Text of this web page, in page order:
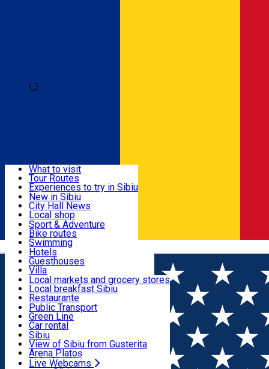
Română
Useful info
Activities & Adventure
Accommodation
Food, Drinks & Nightlife
Transport & Parking
Live Webcams
What to visit
Tour Routes
Experiences to try in Sibiu
Podcast
Culture
Museums
Churches
Parks, Zoo
County of Sibiu
New in Sibiu
City Hall News
Local shop
Sibiu artisans
Sibiul Verde
Public services
Education
How do I get to Sibiu
Tourist Info
Tour Guides
Guided tours
Publicații locale
Beauty salons
Sport & Adventure
Bike routes
Swimming
Riding
Indoor activities
Loc de joacă indoor
Loc de joacă outdoor
Ski
Ice skating
Yoga
Hotels
Guesthouses
Villa
Hostels
Motel
Camping
Renting rooms
Rooms for rent
Accommodation outside Sibiu
Local markets and grocery stores
Local breakfast Sibiu
Restaurante
Pizza
Fast Food
Coffee
Sweets
Pub, Bar
Night clubs
Bakeries
Public Transport
Green Line
Car rental
Rent a bike
Scooter rentals
Taxi
Ride Sharing
Sibiu
View of Sibiu from Gusterita
Arena Platoș
Live Webcams